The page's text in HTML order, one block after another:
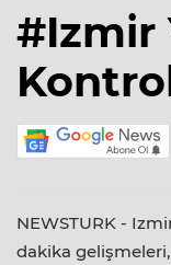
#Izmir
NEWSTURK -
dakika